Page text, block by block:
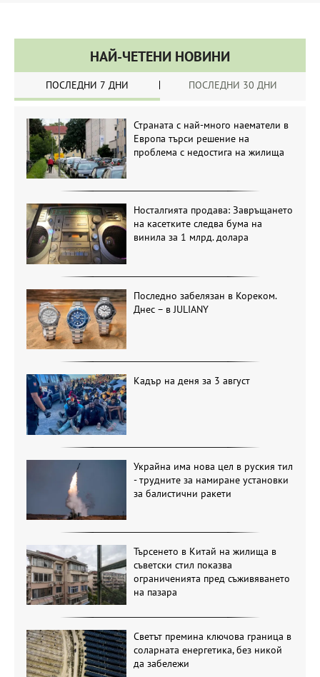
НАЙ-ЧЕТЕНИ НОВИНИ
ПОСЛЕДНИ 7 ДНИ ПОСЛЕДНИ 30 ДНИ
Страната с най-много наематели в
Европа търси решение на
проблема с недостига на жилища
Носталгията продава: Завръщането
на касетките следва бума на
винила за 1 млрд. долара
Последно забелязан в Кореком.
Днес – в JULIANY
Кадър на деня за 3 август
Украйна има нова цел в руския тил
- трудните за намиране установки
за балистични ракети
Търсенето в Китай на жилища в
съветски стил показва
ограниченията пред съживяването
на пазара
Светът премина ключова граница в
соларната енергетика, без никой
да забележи